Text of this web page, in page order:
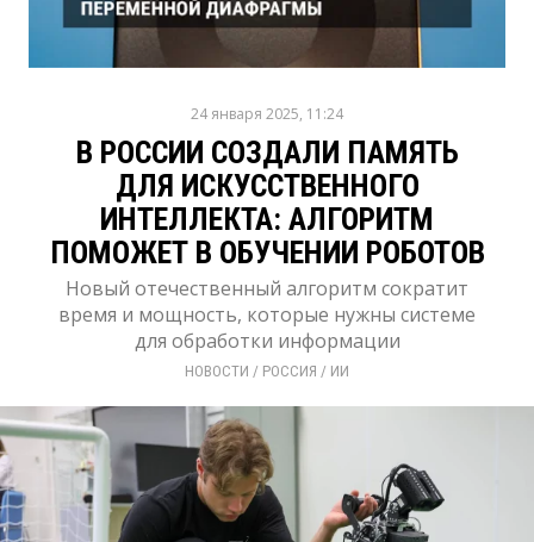
24 января 2025, 11:24
В РОССИИ СОЗДАЛИ ПАМЯТЬ
ДЛЯ ИСКУССТВЕННОГО
ИНТЕЛЛЕКТА: АЛГОРИТМ
ПОМОЖЕТ В ОБУЧЕНИИ РОБОТОВ
Новый отечественный алгоритм сократит
время и мощность, которые нужны системе
для обработки информации
НОВОСТИ / РОССИЯ / ИИ